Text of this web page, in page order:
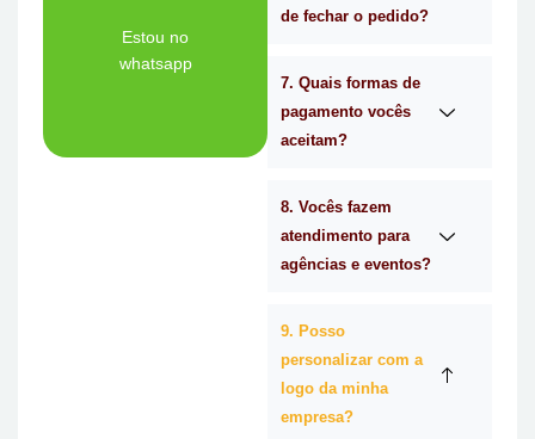
Estou no
whatsapp
Tem dúvidas se a
de fechar o pedido?
7. Quais formas de
pagamento vocês
aceitam?
8. Vocês fazem
atendimento para
agências e eventos?
9. Posso
personalizar com a
logo da minha
empresa?